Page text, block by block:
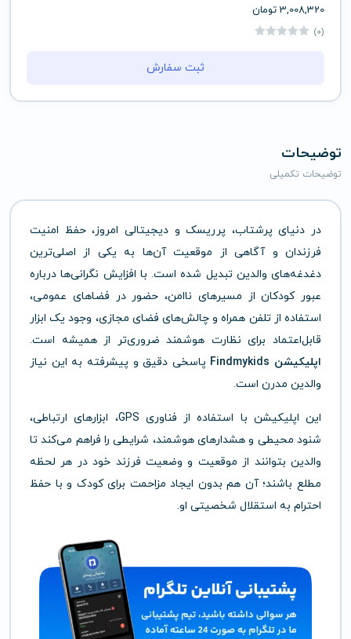
3,008,320 تومان
(0)
ثبت سفارش
توضیحات
توضیحات تکمیلی
در دنیای پرشتاب، پرریسک و دیجیتالی امروز، حفظ امنیت
فرزندان و آگاهی از موقعیت آن‌ها به یکی از اصلی‌ترین
دغدغه‌های والدین تبدیل شده است. با افزایش نگرانی‌ها درباره
عبور کودکان از مسیرهای ناامن، حضور در فضاهای عمومی،
استفاده از تلفن همراه و چالش‌های فضای مجازی، وجود یک ابزار
قابل‌اعتماد برای نظارت هوشمند ضروری‌تر از همیشه است.
اپلیکیشن Findmykids
پاسخی دقیق و پیشرفته به این نیاز
والدین مدرن است.
این اپلیکیشن با استفاده از فناوری GPS، ابزارهای ارتباطی،
شنود محیطی و هشدارهای هوشمند، شرایطی را فراهم می‌کند تا
والدین بتوانند از موقعیت و وضعیت فرزند خود در هر لحظه
مطلع باشند؛ آن هم بدون ایجاد مزاحمت برای کودک و با حفظ
احترام به استقلال شخصیتی او.